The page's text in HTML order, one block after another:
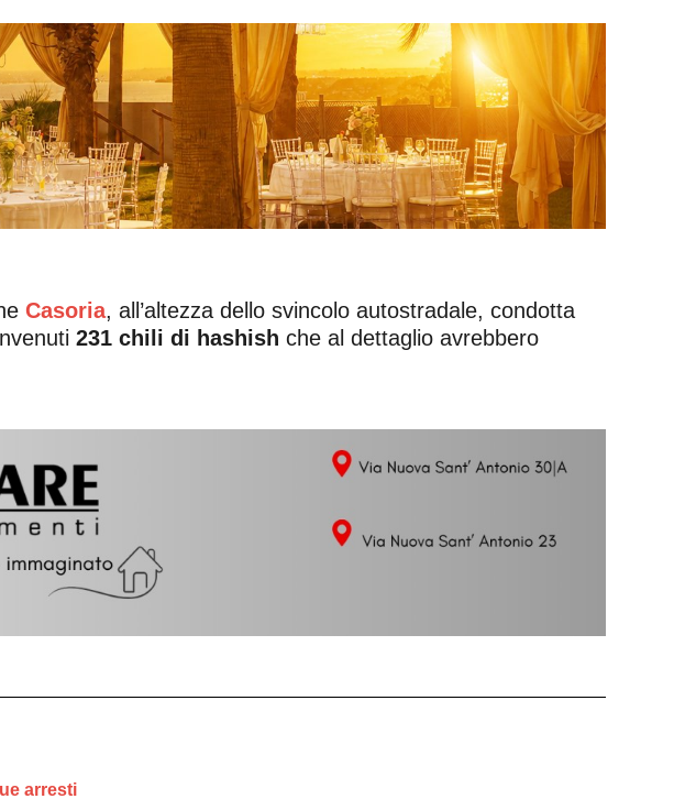
Casoria, all’altezza dello svincolo autostradale, condotta
231 chili di hashish che al dettaglio avrebbero
arresti